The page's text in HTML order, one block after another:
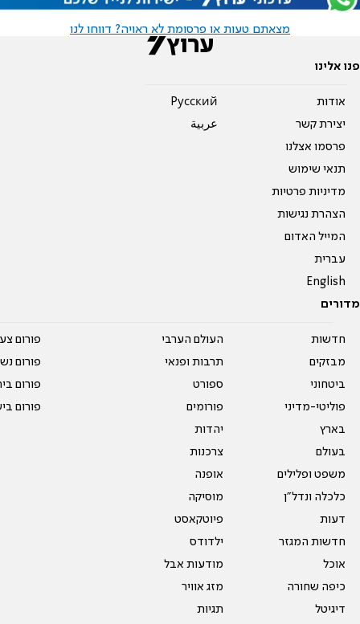
מצאתם טעות או פרסומת לא ראויה? דווחו לנו
פנו אלינו
אודות
יצירת קשר
פרסמו אצלנו
תנאי שימוש
מדיניות פרטיות
הצהרת נגישות
המייל האדום
עברית
English
Pусский
عربية
מדורים
חדשות
מבזקים
ביטחוני
פוליטי-מדיני
בארץ
בעולם
משפט ופלילים
כלכלה ונדל"ן
דעות
חדשות המגזר
אוכל
כיפה שחורה
דיגיטל
העולם הערבי
תרבות ופנאי
ספורט
פורומים
יהדות
צרכנות
אופנה
מוסיקה
פיוטקאסט
ילדודס
מודעות אבל
מזג אוויר
תגיות
פורום
פורום
פורום
פורום